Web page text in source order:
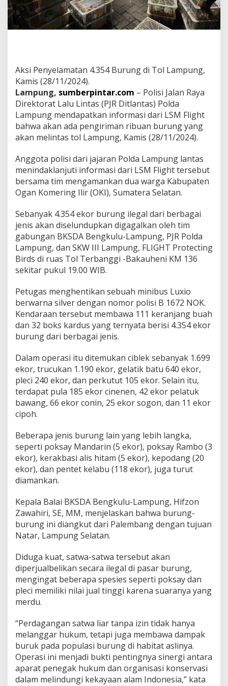
r
u
n
o
l
L
a
m
p
u
n
Aksi Penyelamatan 4.354 Burung di Tol Lampung,
Kamis (28/11/2024).
Lampung, sumberpintar.com – Polisi Jalan Raya
Direktorat Lalu Lintas (PJR Ditlantas) Polda
Lampung mendapatkan informasi dari LSM Flight
bahwa akan ada pengiriman ribuan burung yang
akan melintas tol Lampung, Kamis (28/11/2024).
Anggota polisi dari jajaran Polda Lampung lantas
menindaklanjuti informasi dari LSM Flight tersebut
bersama tim mengamankan dua warga Kabupaten
Ogan Komering Ilir (OKI), Sumatera Selatan.
Sebanyak 4.354 ekor burung ilegal dari berbagai
jenis akan diselundupkan digagalkan oleh tim
gabungan BKSDA Bengkulu-Lampung, PJR Polda
Lampung, dan SKW III Lampung, FLIGHT Protecting
Birds di ruas Tol Terbanggi -Bakauheni KM 136
sekitar pukul 19.00 WIB.
Petugas menghentikan sebuah minibus Luxio
berwarna silver dengan nomor polisi B 1672 NOK.
Kendaraan tersebut membawa 111 keranjang buah
dan 32 boks kardus yang ternyata berisi 4.354 ekor
burung dari berbagai jenis.
Dalam operasi itu ditemukan ciblek sebanyak 1.699
ekor, trucukan 1.190 ekor, gelatik batu 640 ekor,
pleci 240 ekor, dan perkutut 105 ekor. Selain itu,
terdapat pula 185 ekor cinenen, 42 ekor pelatuk
bawang, 66 ekor conin, 25 ekor sogon, dan 11 ekor
cipoh.
Beberapa jenis burung lain yang lebih langka,
seperti poksay Mandarin (5 ekor), poksay Rambo (3
ekor), kerakbasi alis hitam (5 ekor), kepodang (20
ekor), dan pentet kelabu (118 ekor), juga turut
diamankan.
Kepala Balai BKSDA Bengkulu-Lampung, Hifzon
Zawahiri, SE, MM, menjelaskan bahwa burung-
burung ini diangkut dari Palembang dengan tujuan
Natar, Lampung Selatan.
Diduga kuat, satwa-satwa tersebut akan
diperjualbelikan secara ilegal di pasar burung,
mengingat beberapa spesies seperti poksay dan
pleci memiliki nilai jual tinggi karena suaranya yang
merdu.
“Perdagangan satwa liar tanpa izin tidak hanya
melanggar hukum, tetapi juga membawa dampak
buruk pada populasi burung di habitat aslinya.
Operasi ini menjadi bukti pentingnya sinergi antara
aparat penegak hukum dan organisasi konservasi
dalam melindungi kekayaan alam Indonesia,” kata